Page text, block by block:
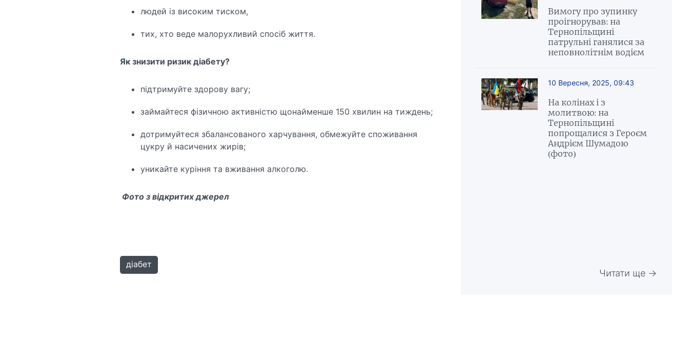
людей із високим тиском,
тих, хто веде малорухливий спосіб життя.
Як знизити ризик діабету?
підтримуйте здорову вагу;
займайтеся фізичною активністю щонайменше 150 хвилин на тиждень;
дотримуйтеся збалансованого харчування, обмежуйте споживання
цукру й насичених жирів;
уникайте куріння та вживання алкоголю.
Фото з відкритих джерел
діабет
Вимогу про зупинку
проігнорував: на
Тернопільщині
патрульні ганялися за
неповнолітнім водієм
10 Вересня, 2025, 09:43
На колінах і з
молитвою: на
Тернопільщині
попрощалися з Героєм
Андрієм Шумадою
(фото)
Читати ще →